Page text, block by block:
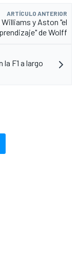
ARTÍCULO ANTERIOR
y Aston "el
de Wolff
la F1 a largo